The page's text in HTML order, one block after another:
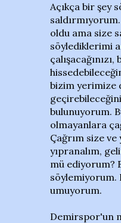
Açıkça bir şey
oldu ama size
söylediklerimi
bizim yerimize
bulunuyorum.
olmayanlara
Çağrım size
yıpranalım,
mü ediyorum?
söylemiyorum.
umuyorum.
Demirspor'un